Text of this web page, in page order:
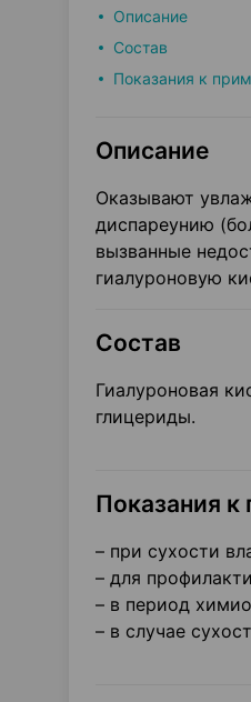
Описание
Состав
Показания к
Описание
Оказывают
диспареунию
вызванные
гиалуроновую
Состав
Гиалуроновая
глицериды.
Показания
– при сухости
– для
– в период
– в случае